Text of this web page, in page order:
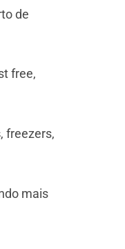
de
free,
, freezers,
mais